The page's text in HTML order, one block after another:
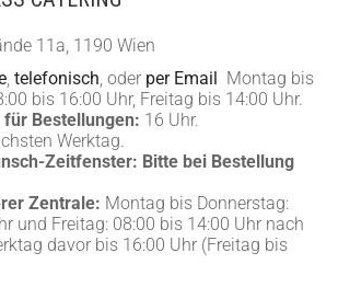
11a, 1190 Wien
, telefonisch, oder per Email Montag bis
bis 16:00 Uhr, Freitag bis 14:00 Uhr.
Bestellungen: 16 Uhr.
Werktag.
Zeitfenster: Bitte bei Bestellung
Zentrale: Montag bis Donnerstag:
und Freitag: 08:00 bis 14:00 Uhr nach
davor bis 16:00 Uhr (Freitag bis